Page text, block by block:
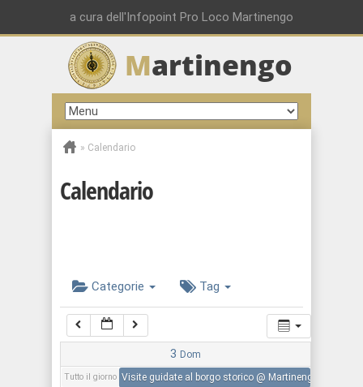
a cura dell'Infopoint Pro Loco Martinengo
Martinengo
» Calendario
Calendario
Categorie Tag
3 Dom
Tutto il giorno Visite guidate al borgo storico @ Martinengo
01:00
02:00
03:00
Ex Biblioteca, Martinengo